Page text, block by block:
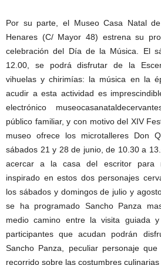
Por su parte, el Museo Casa Natal
Henares (C/ Mayor 48) estrena su
celebración del Día de la Música. El
12.00, se podrá disfrutar de la
vihuelas y chirimías: la música en la
acudir a esta actividad es
electrónico
público familiar, y con motivo del XIV
museo ofrece los microtalleres Don
sábados 21 y 28 de junio, de 10.30 a
acercar a la casa del escritor para
inspirado en estos dos personajes
los sábados y domingos de julio y
se ha programado Sancho Panza
medio camino entre la visita guiada
participantes que acudan podrán
Sancho Panza, peculiar personaje
recorrido sobre las costumbres